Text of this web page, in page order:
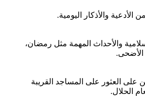
الأدعية والأذكار اليومية.
والأحداث المهمة مثل رمضان،
الأضحى.
على العثور على المساجد القريبة
الحلال.